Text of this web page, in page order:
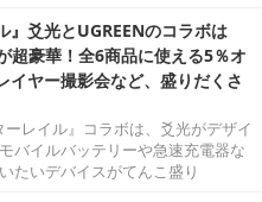
』爻光とUGREENのコラボは
超豪華！全6商品に使える5％オ
イヤー撮影会など、盛りだくさ
ーレイル』コラボは、爻光がデザイ
バイルバッテリーや急速充電器な
たいデバイスがてんこ盛り